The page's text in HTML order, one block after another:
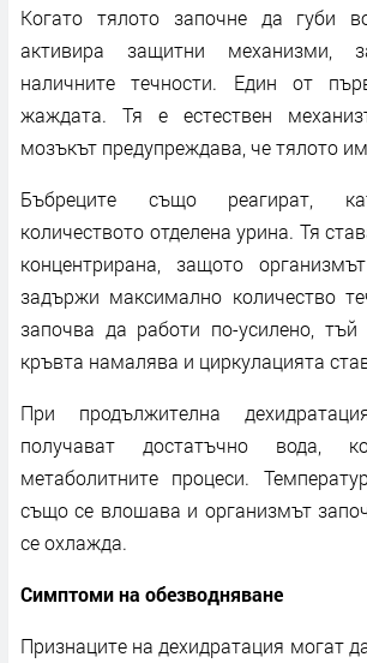
Когато тялото започне да губи
активира защитни механизми,
наличните течности. Един от
жаждата. Тя е естествен
мозъкът предупреждава, че тялото
Бъбреците също реагират,
количеството отделена урина. Тя
концентрирана, защото
задържи максимално количество
започва да работи по-усилено,
кръвта намалява и циркулацията
При продължителна
получават достатъчно вода,
метаболитните процеси.
също се влошава и организмът
се охлажда.
Симптоми на обезводняване
Признаците на дехидратация могат